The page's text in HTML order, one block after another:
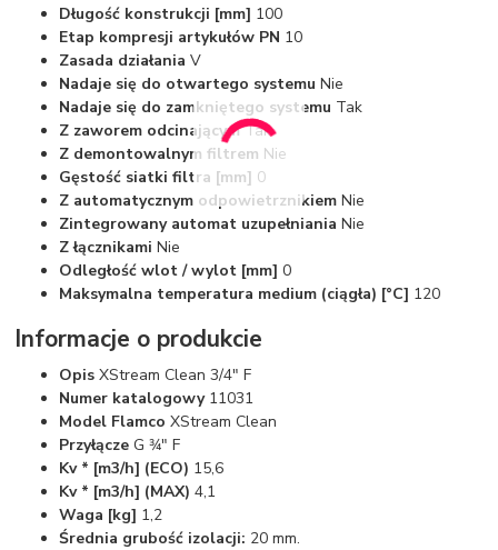
Długość konstrukcji [mm] 100
Etap kompresji artykułów PN 10
Zasada działania V
Nadaje się do otwartego systemu Nie
Nadaje się do zamkniętego systemu Tak
Z zaworem odcinającymTak
Z demontowalnym filtrem Nie
Gęstość siatki filtra [mm] 0
Z automatycznym odpowietrznikiem Nie
Zintegrowany automat uzupełniania Nie
Z łącznikami Nie
Odległość wlot / wylot [mm] 0
Maksymalna temperatura medium (ciągła) [°C] 120
Informacje o produkcie
Opis XStream Clean 3/4" F
Numer katalogowy11031
Model Flamco XStream Clean
Przyłącze G 3⁄4" F
Kv * [m3/h] (ECO) 15,6
Kv * [m3/h] (MAX) 4,1
Waga [kg] 1,2
Średnia grubość izolacji: 20 mm.